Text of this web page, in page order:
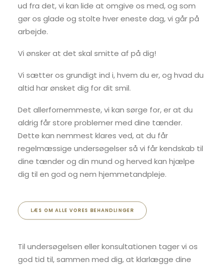
ud fra det, vi kan lide at omgive os med, og som
gør os glade og stolte hver eneste dag, vi går på
arbejde.
Vi ønsker at det skal smitte af på dig!
Vi sætter os grundigt ind i, hvem du er, og hvad du
altid har ønsket dig for dit smil.
Det allerfornemmeste, vi kan sørge for, er at du
aldrig får store problemer med dine tænder.
Dette kan nemmest klares ved, at du får
regelmæssige undersøgelser så vi får kendskab til
dine tænder og din mund og herved kan hjælpe
dig til en god og nem hjemmetandpleje.
LÆS OM ALLE VORES BEHANDLINGER
Til undersøgelsen eller konsultationen tager vi os
god tid til, sammen med dig, at klarlægge dine